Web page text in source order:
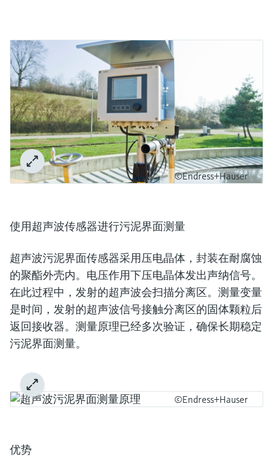
©Endress+Hauser
使用超声波传感器进行污泥界面测量
超声波污泥界面传感器采用压电晶体，封装在耐腐蚀
的聚酯外壳内。电压作用下压电晶体发出声纳信号。
在此过程中，发射的超声波会扫描分离区。测量变量
是时间，发射的超声波信号接触分离区的固体颗粒后
返回接收器。测量原理已经多次验证，确保长期稳定
污泥界面测量。
©Endress+Hauser
优势